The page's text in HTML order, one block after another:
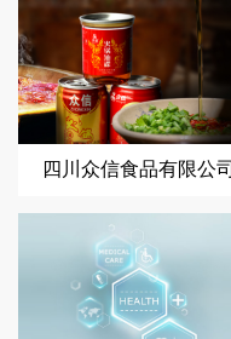
四川众信食品有限公司